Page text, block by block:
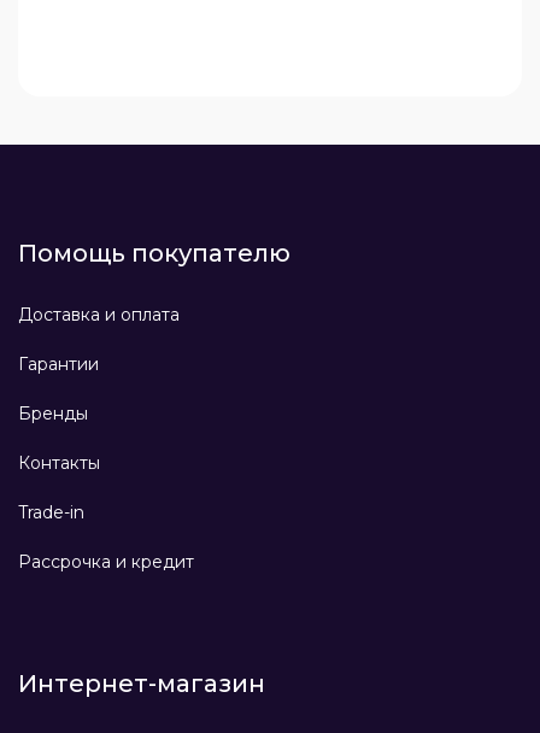
Помощь покупателю
Доставка и оплата
Гарантии
Бренды
Контакты
Trade-in
Рассрочка и кредит
Интернет-магазин